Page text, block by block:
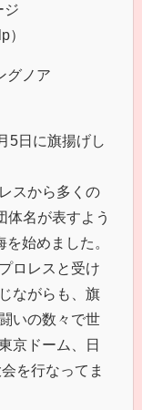
ジ
）
グノア
5日に旗揚げし
スから多くの
体名が表すよう
始めました。
ロレスと受け
ながらも、旗
いの数々で世
京ドーム、日
を行なってま